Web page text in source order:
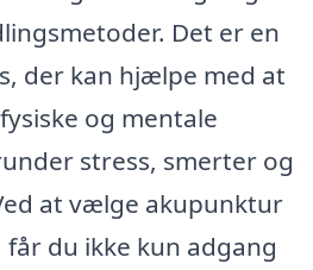
Det er en
der kan hjælpe med at
og mentale
stress, smerter og
at vælge akupunktur
du ikke kun adgang